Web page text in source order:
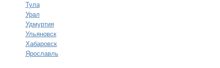
Тула
Урал
Удмуртия
Ульяновск
Хабаровск
Ярославль